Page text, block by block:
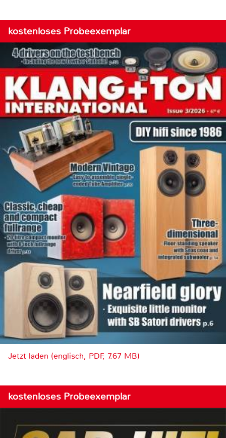
kostenloses Probeexemplar
Jetzt laden (englisch, PDF, 7.67 MB)
kostenloses Probeexemplar